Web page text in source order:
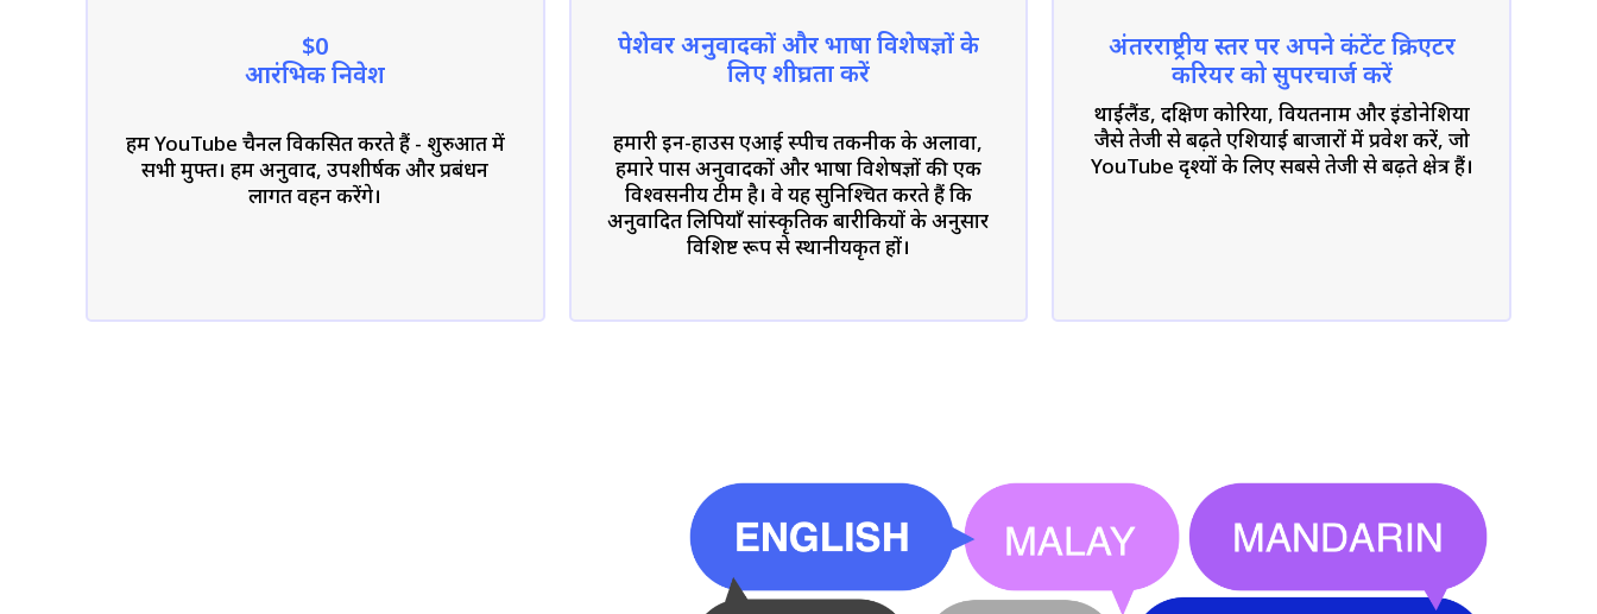
$0
आरंभिक निवेश
हम YouTube चैनल विकसित करते हैं - शुरुआत में
सभी मुफ्त। हम अनुवाद, उपशीर्षक और प्रबंधन
लागत वहन करेंगे।
पेशेवर अनुवादकों और भाषा विशेषज्ञों के
लिए शीघ्रता करें
हमारी इन-हाउस एआई स्पीच तकनीक के अलावा,
हमारे पास अनुवादकों और भाषा विशेषज्ञों की एक
विश्वसनीय टीम है। वे यह सुनिश्चित करते हैं कि
अनुवादित लिपियाँ सांस्कृतिक बारीकियों के अनुसार
विशिष्ट रूप से स्थानीयकृत हों।
अंतरराष्ट्रीय स्तर पर अपने कंटेंट क्रिएटर
करियर को सुपरचार्ज करें
थाईलैंड, दक्षिण कोरिया, वियतनाम और इंडोनेशिया
जैसे तेजी से बढ़ते एशियाई बाजारों में प्रवेश करें, जो
YouTube दृश्यों के लिए सबसे तेजी से बढ़ते क्षेत्र हैं।